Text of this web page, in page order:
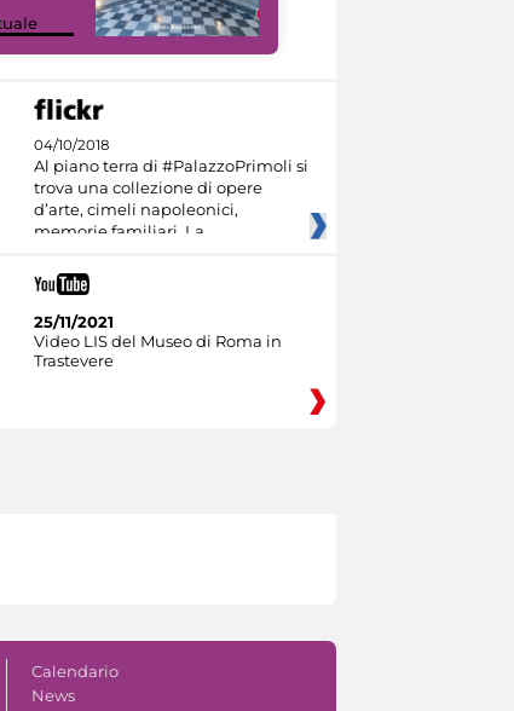
04/10/2018
Al piano terra di #PalazzoPrimoli si
trova una collezione di opere
d’arte, cimeli napoleonici,
memorie familiari. La
25/11/2021
Video LIS del Museo di Roma in
Trastevere
Calendario
News